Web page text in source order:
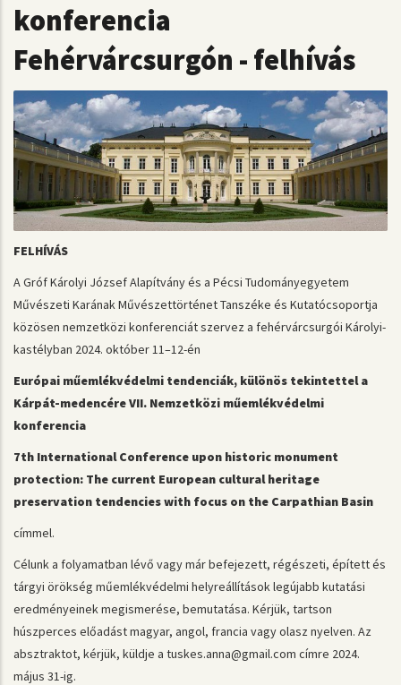
konferencia
Fehérvárcsurgón - felhívás
FELHÍVÁS
A Gróf Károlyi József Alapítvány és a Pécsi Tudományegyetem
Művészeti Karának Művészettörténet Tanszéke és Kutatócsoportja
közösen nemzetközi konferenciát szervez a fehérvárcsurgói Károlyi-
kastélyban 2024. október 11–12-én
Európai műemlékvédelmi tendenciák, különös tekintettel a
Kárpát-medencére VII. Nemzetközi műemlékvédelmi
konferencia
7th International Conference upon historic monument
protection: The current European cultural heritage
preservation tendencies with focus on the Carpathian Basin
címmel.
Célunk a folyamatban lévő vagy már befejezett, régészeti, épített és
tárgyi örökség műemlékvédelmi helyreállítások legújabb kutatási
eredményeinek megismerése, bemutatása. Kérjük, tartson
húszperces előadást magyar, angol, francia vagy olasz nyelven. Az
absztraktot, kérjük, küldje a tuskes.anna@gmail.com címre 2024.
május 31-ig.